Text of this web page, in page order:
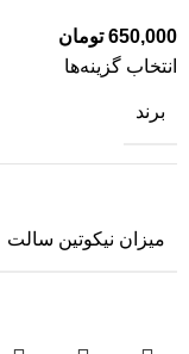
650,000 تومان
انتخاب گزینه‌ها
برند
میزان نیکوتین سالت